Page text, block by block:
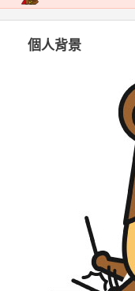
個人背景